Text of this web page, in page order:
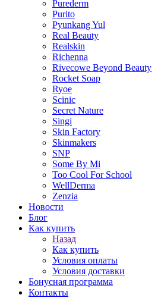
Purederm
Purito
Pyunkang Yul
Real Beauty
Realskin
Richenna
Rivecowe Beyond Beauty
Rocket Soap
Ryoe
Scinic
Secret Nature
Singi
Skin Factory
Skinmakers
SNP
Some By Mi
Too Cool For School
WellDerma
Zenzia
Новости
Блог
Как купить
Назад
Как купить
Условия оплаты
Условия доставки
Бонусная программа
Контакты